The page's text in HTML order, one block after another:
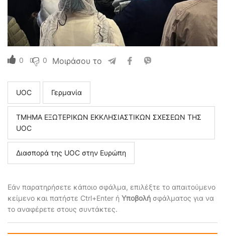
0 0 Μοιράσου το
UOC Γερμανία
ΤΜΗΜΑ ΕΞΩΤΕΡΙΚΩΝ ΕΚΚΛΗΣΙΑΣΤΙΚΩΝ ΣΧΕΣΕΩΝ ΤΗΣ
UOC
Διασπορά της UOC στην Ευρώπη
Εάν παρατηρήσετε κάποιο σφάλμα, επιλέξτε το απαιτούμενο
κείμενο και πατήστε Ctrl+Enter ή Υποβολή σφάλματος για να
το αναφέρετε στους συντάκτες.